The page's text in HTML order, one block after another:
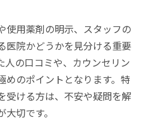
使用薬剤の明示、スタッフの
医院かどうかを見分ける重要
人の口コミや、カウンセリン
めのポイントとなります。特
受ける方は、不安や疑問を解
切です。